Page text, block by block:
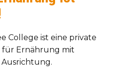
College ist eine private
für Ernährung mit